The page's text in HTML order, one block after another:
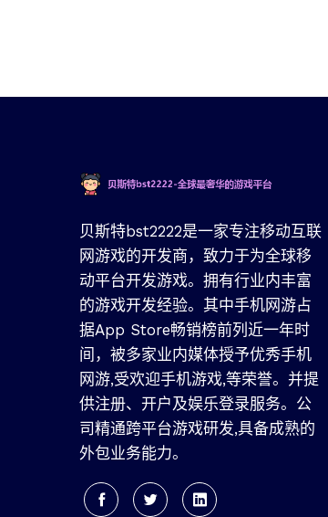
贝斯特bst2222是一家专注移动互联
网游戏的开发商，致力于为全球移
动平台开发游戏。拥有行业内丰富
的游戏开发经验。其中手机网游占
据App Store畅销榜前列近一年时
间，被多家业内媒体授予优秀手机
网游,受欢迎手机游戏,等荣誉。并提
供注册、开户及娱乐登录服务。公
司精通跨平台游戏研发,具备成熟的
外包业务能力。